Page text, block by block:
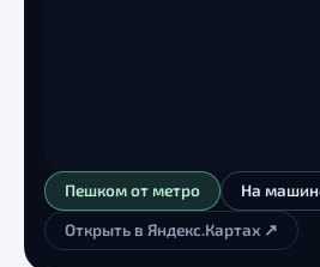
Пешком от метро На
Открыть в Яндекс.Картах ↗